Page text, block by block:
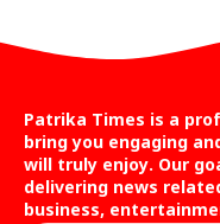
Patrika Times is a
bring you engaging
will truly enjoy. Our
delivering news
business,